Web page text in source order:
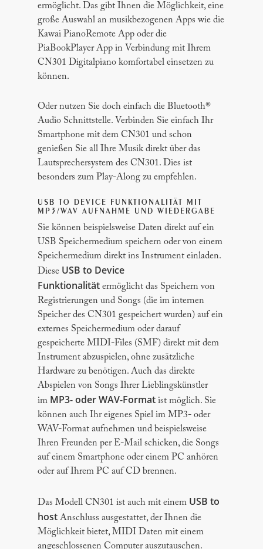
ermöglicht. Das gibt Ihnen die Möglichkeit, eine
große Auswahl an musikbezogenen Apps wie die
Kawai PianoRemote App oder die
PiaBookPlayer App in Verbindung mit Ihrem
CN301 Digitalpiano komfortabel einsetzen zu
können.
Oder nutzen Sie doch einfach die Bluetooth®
Audio Schnittstelle. Verbinden Sie einfach Ihr
Smartphone mit dem CN301 und schon
genießen Sie all Ihre Musik direkt über das
Lautsprechersystem des CN301. Dies ist
besonders zum Play-Along zu empfehlen.
USB TO DEVICE FUNKTIONALITÄT MIT
MP3/WAV AUFNAHME UND WIEDERGABE
Sie können beispielsweise Daten direkt auf ein
USB Speichermedium speichern oder von einem
Speichermedium direkt ins Instrument einladen.
Diese USB to Device
Funktionalität ermöglicht das Speichern von
Registrierungen und Songs (die im internen
Speicher des CN301 gespeichert wurden) auf ein
externes Speichermedium oder darauf
gespeicherte MIDI-Files (SMF) direkt mit dem
Instrument abzuspielen, ohne zusätzliche
Hardware zu benötigen. Auch das direkte
Abspielen von Songs Ihrer Lieblingskünstler
im MP3- oder WAV-Format ist möglich. Sie
können auch Ihr eigenes Spiel im MP3- oder
WAV-Format aufnehmen und beispielsweise
Ihren Freunden per E-Mail schicken, die Songs
auf einem Smartphone oder einem PC anhören
oder auf Ihrem PC auf CD brennen.
Das Modell CN301 ist auch mit einem USB to
host Anschluss ausgestattet, der Ihnen die
Möglichkeit bietet, MIDI Daten mit einem
angeschlossenen Computer auszutauschen.